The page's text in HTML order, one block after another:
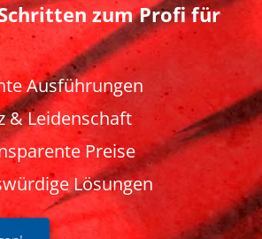
zum Profi für
Ausführungen
& Leidenschaft
Preise
Lösungen